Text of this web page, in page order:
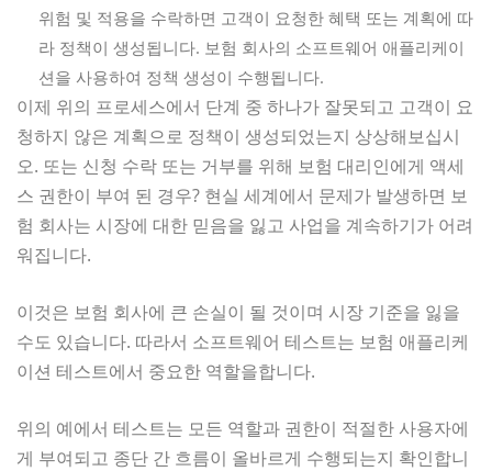
위험 및 적용을 수락하면 고객이 요청한 혜택 또는 계획에 따
라 정책이 생성됩니다. 보험 회사의 소프트웨어 애플리케이
션을 사용하여 정책 생성이 수행됩니다.
이제 위의 프로세스에서 단계 중 하나가 잘못되고 고객이 요
청하지 않은 계획으로 정책이 생성되었는지 상상해보십시
오. 또는 신청 수락 또는 거부를 위해 보험 대리인에게 액세
스 권한이 부여 된 경우? 현실 세계에서 문제가 발생하면 보
험 회사는 시장에 대한 믿음을 잃고 사업을 계속하기가 어려
워집니다.
이것은 보험 회사에 큰 손실이 될 것이며 시장 기준을 잃을
수도 있습니다. 따라서 소프트웨어 테스트는 보험 애플리케
이션 테스트에서 중요한 역할을합니다.
위의 예에서 테스트는 모든 역할과 권한이 적절한 사용자에
게 부여되고 종단 간 흐름이 올바르게 수행되는지 확인합니